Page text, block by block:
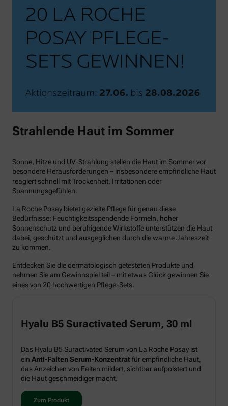
Strahlende Haut im Sommer
Sonne, Hitze und UV-Strahlung stellen die Haut im Sommer vor
besondere Herausforderungen – insbesondere empfindliche Haut
reagiert schnell mit Trockenheit, Irritationen oder
Spannungsgefühlen.
La Roche Posay bietet gezielte Pflege für genau diese
Bedürfnisse: Feuchtigkeitsspendende Formeln, hoher
Sonnenschutz und beruhigende Wirkstoffe unterstützen die Haut
dabei, geschützt und ausgeglichen durch die warme Jahreszeit
zu kommen.
Entdecken Sie die dermatologisch getesteten Produkte und
nehmen Sie am Gewinnspiel teil – mit etwas Glück gewinnen Sie
eines von 20 hochwertigen Pflege-Sets.
Hyalu B5 Suractivated Serum, 30 ml
Das Hyalu B5 Suractivated Serum von La Roche Posay ist
ein Anti-Falten Serum-Konzentratfür empfindliche Haut,
das Anzeichen von Falten mildert, sichtbar aufpolstert und
die Haut geschmeidiger macht.
Zum Produkt